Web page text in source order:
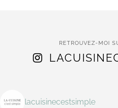
RETROUVEZ-MOI
lacuisinecestsimple